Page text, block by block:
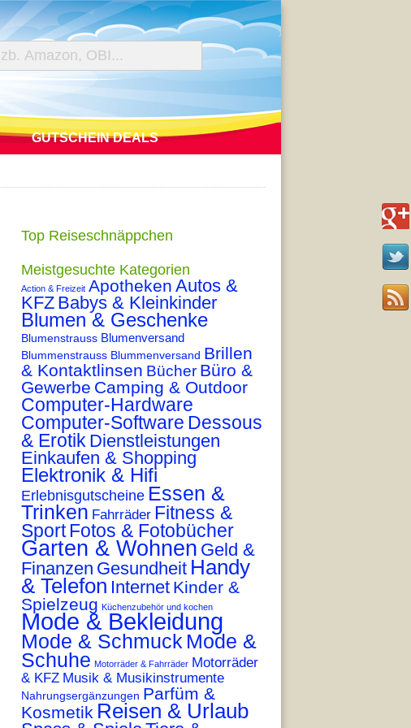
GUTSCHEIN DEALS
Top Reiseschnäppchen
Meistgesuchte Kategorien
Action & Freizeit Apotheken Autos &
KFZ Babys & Kleinkinder
Blumen & Geschenke
Blumenstrauss Blumenversand
Blummenstrauss Blummenversand Brillen
& Kontaktlinsen Bücher Büro &
Gewerbe Camping & Outdoor
Computer-Hardware
Computer-Software Dessous
& Erotik Dienstleistungen
Einkaufen & Shopping
Elektronik & Hifi
Erlebnisgutscheine Essen &
Trinken Fahrräder Fitness &
SportFotos & Fotobücher
Garten & Wohnen Geld &
Finanzen Gesundheit Handy
& Telefon Internet Kinder &
Spielzeug Küchenzubehör und kochen
Mode & Bekleidung
Mode & Schmuck Mode &
Schuhe Motorräder & Fahrräder Motorräder
& KFZ Musik & Musikinstrumente
Nahrungsergänzungen Parfüm &
Kosmetik Reisen & Urlaub